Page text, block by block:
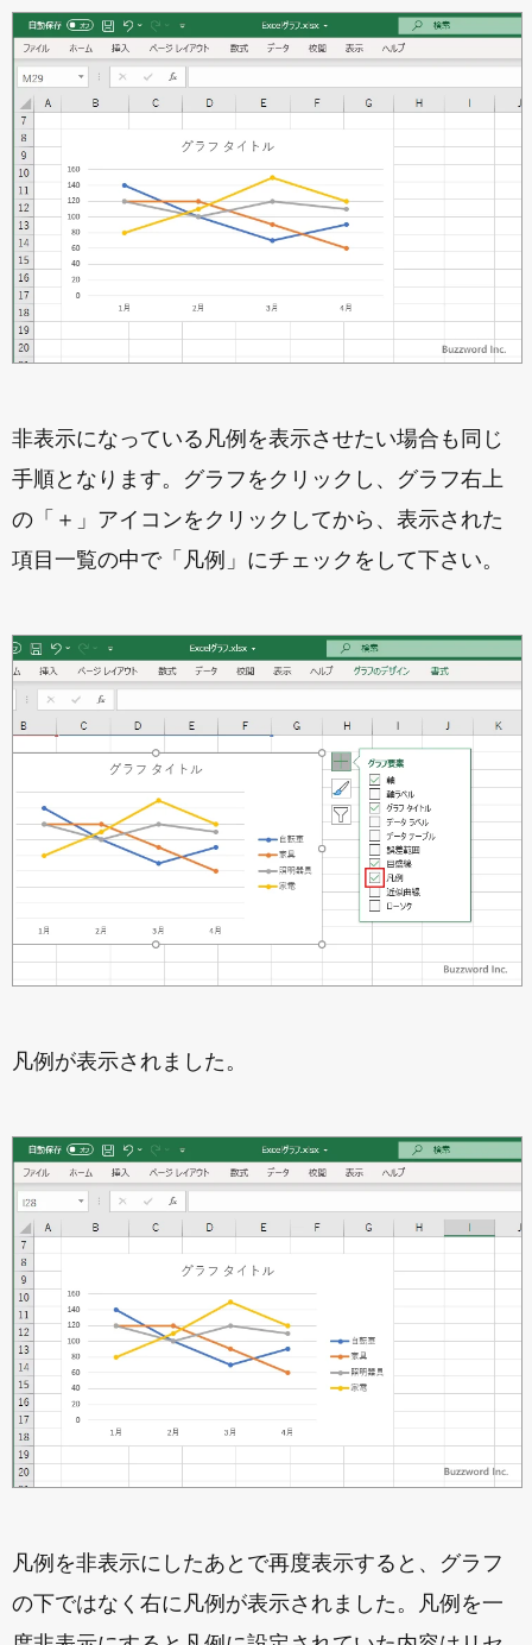
非表示になっている凡例を表示させたい場合も同じ
手順となります。グラフをクリックし、グラフ右上
の「＋」アイコンをクリックしてから、表示された
項目一覧の中で「凡例」にチェックをして下さい。
凡例が表示されました。
凡例を非表示にしたあとで再度表示すると、グラフ
の下ではなく右に凡例が表示されました。凡例を一